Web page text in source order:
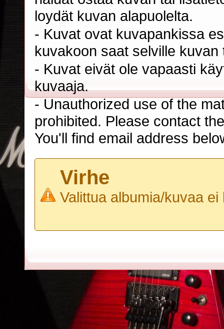
loydät kuvan alapuolelta.
- Kuvat ovat kuvapankissa
kuvakoon saat selville
- Kuvat eivät ole vapaasti
kuvaaja.
- Unauthorized use of the
prohibited. Please contact
You'll find email address
Virhe
Valittua albumia/kuvaa ei